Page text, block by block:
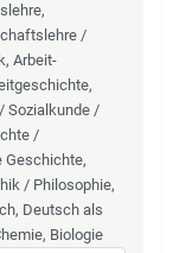
/
Arbeit-
Sozialkunde /
/
Geschichte,
/ Philosophie,
Deutsch als
Biologie